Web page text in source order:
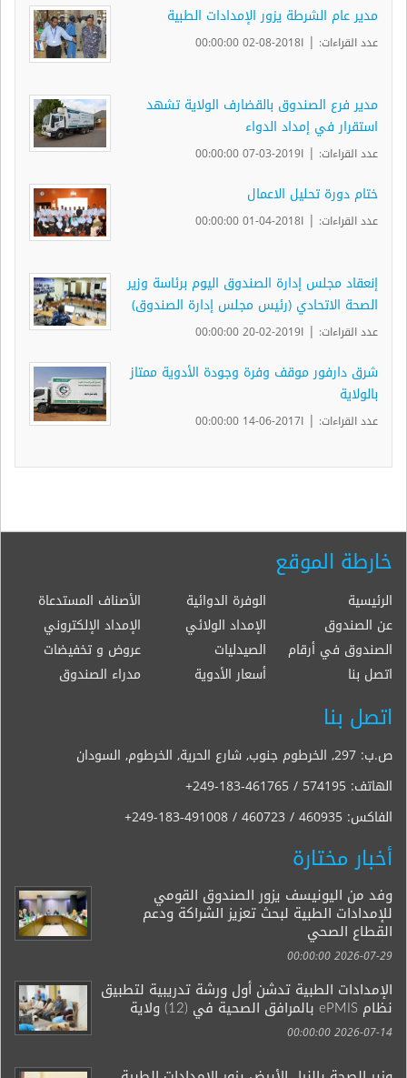
مدير عام الشرطة يزور الإمدادات الطبية
عدد القراءات: | ا2018-08-02 00:00:00
مدير فرع الصندوق بالقضارف الولاية تشهد
استقرار في إمداد الدواء
عدد القراءات: | ا2019-03-07 00:00:00
ختام دورة تحليل الاعمال
عدد القراءات: | ا2018-04-01 00:00:00
إنعقاد مجلس إدارة الصندوق اليوم برئاسة وزير
الصحة الاتحادي (رئيس مجلس إدارة الصندوق)
عدد القراءات: | ا2019-02-20 00:00:00
شرق دارفور موقف وفرة وجودة الأدوية ممتاز
بالولاية
عدد القراءات: | ا2017-06-14 00:00:00
خارطة الموقع
الرئيسية الوفرة الدوائية
الأصناف المستدعاة
عن الصندوق
الإمداد الولائي
الإمداد الإلكتروني
الصندوق في أرقام
الصيدليات
عروض و تخفيضات
اتصل بنا
أسعار الأدوية مدراء الصندوق
اتصل بنا
ص.ب: 297, الخرطوم جنوب, شارع الحرية, الخرطوم, السودان
الهاتف: +249-183-461765 / 574195
الفاكس: +249-183-491008 / 460723 / 460935
أخبار مختارة
وفد من اليونيسف يزور الصندوق القومي
للإمدادات الطبية لبحث تعزيز الشراكة ودعم
القطاع الصحي
2026-07-29 00:00:00
الإمدادات الطبية تدشن أول ورشة تدريبية لتطبيق
نظام ePMIS بالمرافق الصحية في (12) ولاية
2026-07-14 00:00:00